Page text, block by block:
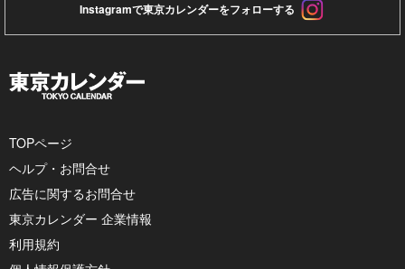
Instagramで東京カレンダーをフォローする
TOPページ
ヘルプ・お問合せ
広告に関するお問合せ
東京カレンダー 企業情報
利用規約